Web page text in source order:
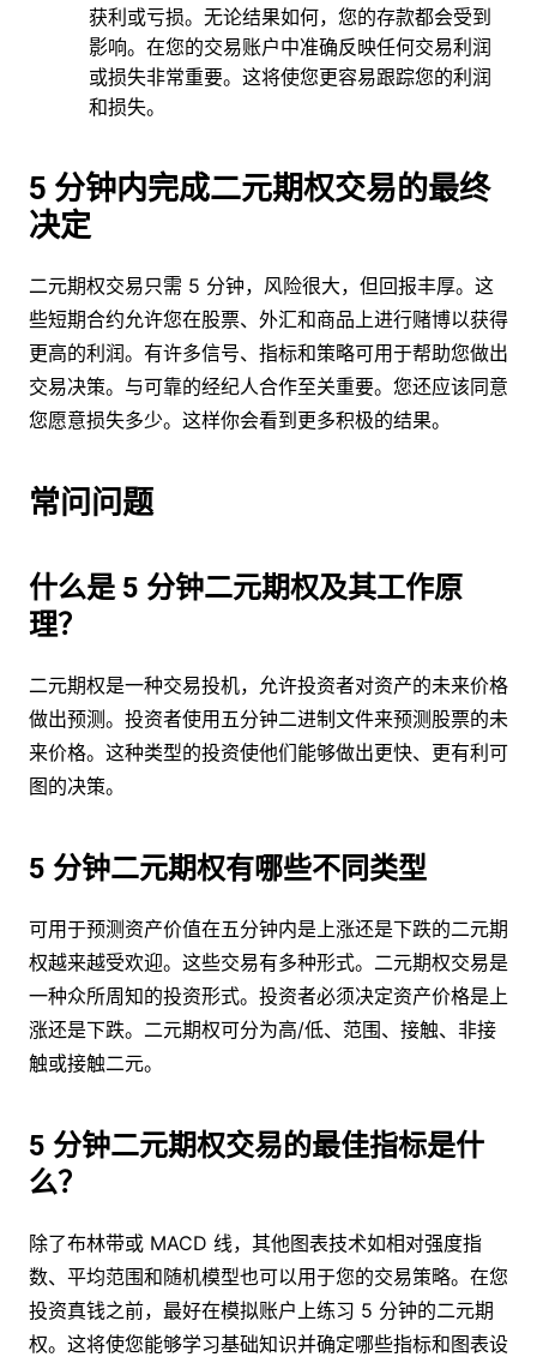
获利或亏损。无论结果如何，您的存款都会受到
影响。在您的交易账户中准确反映任何交易利润
或损失非常重要。这将使您更容易跟踪您的利润
和损失。
5 分钟内完成二元期权交易的最终
决定
二元期权交易只需 5 分钟，风险很大，但回报丰厚。这
些短期合约允许您在股票、外汇和商品上进行赌博以获得
更高的利润。有许多信号、指标和策略可用于帮助您做出
交易决策。与可靠的经纪人合作至关重要。您还应该同意
您愿意损失多少。这样你会看到更多积极的结果。
常问问题
什么是 5 分钟二元期权及其工作原
理？
二元期权是一种交易投机，允许投资者对资产的未来价格
做出预测。投资者使用五分钟二进制文件来预测股票的未
来价格。这种类型的投资使他们能够做出更快、更有利可
图的决策。
5 分钟二元期权有哪些不同类型
可用于预测资产价值在五分钟内是上涨还是下跌的二元期
权越来越受欢迎。这些交易有多种形式。二元期权交易是
一种众所周知的投资形式。投资者必须决定资产价格是上
涨还是下跌。二元期权可分为高/低、范围、接触、非接
触或接触二元。
5 分钟二元期权交易的最佳指标是什
么？
除了布林带或 MACD 线，其他图表技术如相对强度指
数、平均范围和随机模型也可以用于您的交易策略。在您
投资真钱之前，最好在模拟账户上练习 5 分钟的二元期
权。这将使您能够学习基础知识并确定哪些指标和图表设